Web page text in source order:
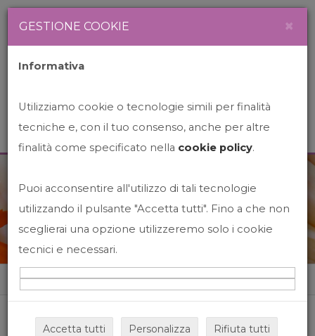
News&Events
Home News&events
GESTIONE COOKIE ×
Informativa
Utilizziamo cookie o tecnologie simili per finalità
tecniche e, con il tuo consenso, anche per altre
finalità come specificato nella cookie policy.
Puoi acconsentire all'utilizzo di tali tecnologie
utilizzando il pulsante "Accetta tutti". Fino a che non
sceglierai una opzione utilizzeremo solo i cookie
tecnici e necessari.
Accetta tutti Personalizza Rifiuta tutti